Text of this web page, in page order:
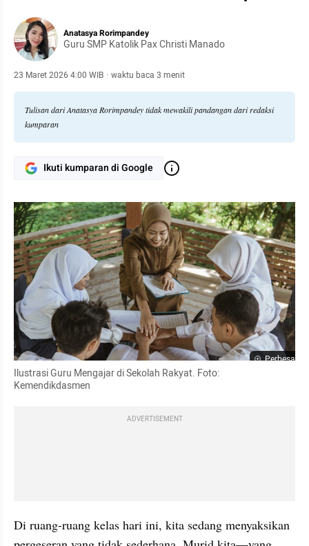
Anatasya Rorimpandey
Guru SMP Katolik Pax Christi Manado
23 Maret 2026 4:00 WIB · waktu baca 3 menit
Tulisan dari Anatasya Rorimpandey tidak mewakili pandangan dari redaksi
kumparan
Ikuti kumparan di Google
Perbesar
Ilustrasi Guru Mengajar di Sekolah Rakyat. Foto:
Kemendikdasmen
ADVERTISEMENT
Di ruang-ruang kelas hari ini, kita sedang menyaksikan